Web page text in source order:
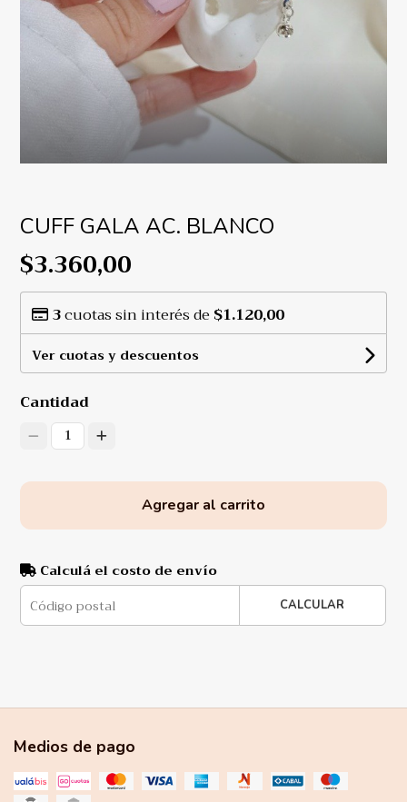
CUFF GALA AC. BLANCO
$3.360,00
3cuotas sin interés de $1.120,00
Ver cuotas y descuentos
Cantidad
1
Agregar al carrito
Calculá el costo de envío
CALCULAR
Medios de pago